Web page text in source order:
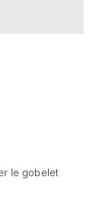
le gobelet